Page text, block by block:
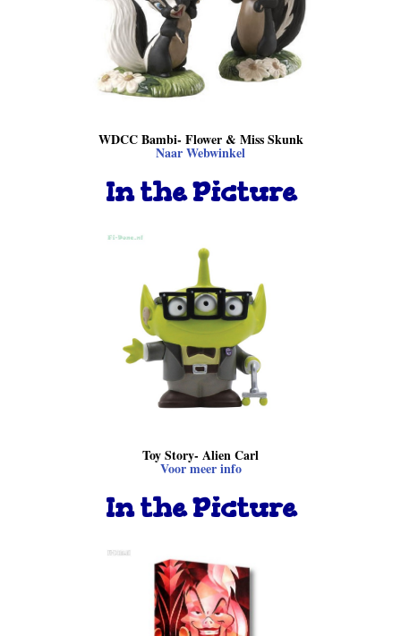
WDCC Bambi- Flower & Miss Skunk
Naar Webwinkel
In the Picture
Toy Story- Alien Carl
Voor meer info
In the Picture